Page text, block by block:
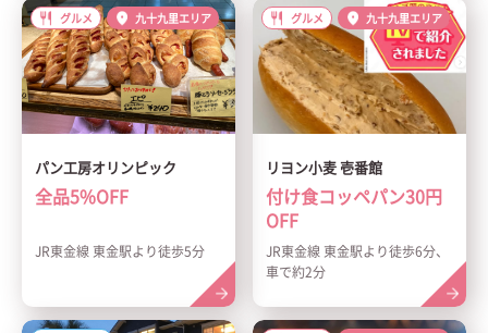
グルメ 九十九里エリア
パン工房オリンピック
全品5%OFF
JR東金線 東金駅より徒歩5分
グルメ 九十九里エリア
リヨン小麦 壱番館
付け食コッペパン30円
OFF
JR東金線 東金駅より徒歩6分、
車で約2分